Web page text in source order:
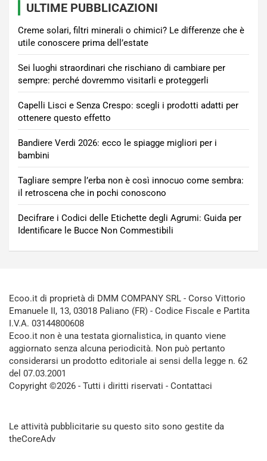
ULTIME PUBBLICAZIONI
Creme solari, filtri minerali o chimici? Le differenze che è
utile conoscere prima dell’estate
Sei luoghi straordinari che rischiano di cambiare per
sempre: perché dovremmo visitarli e proteggerli
Capelli Lisci e Senza Crespo: scegli i prodotti adatti per
ottenere questo effetto
Bandiere Verdi 2026: ecco le spiagge migliori per i
bambini
Tagliare sempre l’erba non è così innocuo come sembra:
il retroscena che in pochi conoscono
Decifrare i Codici delle Etichette degli Agrumi: Guida per
Identificare le Bucce Non Commestibili
Ecoo.it di proprietà di DMM COMPANY SRL - Corso Vittorio
Emanuele II, 13, 03018 Paliano (FR) - Codice Fiscale e Partita
I.V.A. 03144800608
Ecoo.it non è una testata giornalistica, in quanto viene
aggiornato senza alcuna periodicità. Non può pertanto
considerarsi un prodotto editoriale ai sensi della legge n. 62
del 07.03.2001
Copyright ©2026 - Tutti i diritti riservati - Contattaci
Le attività pubblicitarie su questo sito sono gestite da
theCoreAdv